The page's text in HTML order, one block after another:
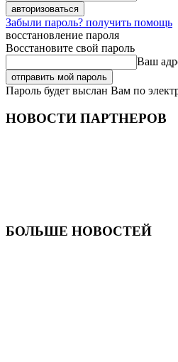
Забыли пароль? получить помощь
восстановление пароля
Восстановите свой пароль
Ваш
Пароль будет выслан Вам по
НОВОСТИ ПАРТНЕРОВ
БОЛЬШЕ НОВОСТЕЙ